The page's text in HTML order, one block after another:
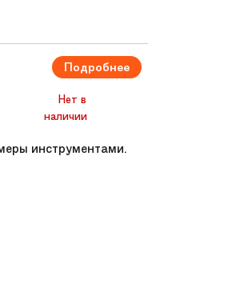
Подробнее
Нет в
наличии
инструментами.